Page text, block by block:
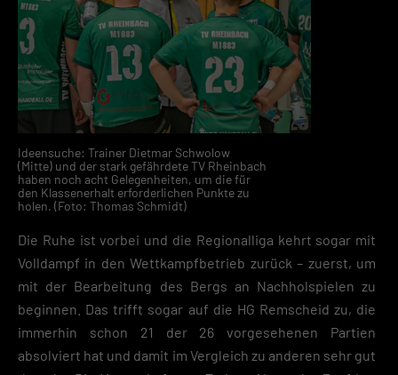
Ideensuche: Trainer Dietmar Schwolow
(Mitte) und der stark gefährdete TV Rheinbach
haben noch acht Gelegenheiten, um die für
den Klassenerhalt erforderlichen Punkte zu
holen. (Foto: Thomas Schmidt)
Die Ruhe ist vorbei und die Regionalliga kehrt sogar mit
Volldampf in den Wettkampfbetrieb zurück – zuerst, um
mit der Bearbeitung des Bergs an Nachholspielen zu
beginnen. Das trifft sogar auf die HG Remscheid zu, die
immerhin schon 21 der 26 vorgesehenen Partien
absolviert hat und damit im Vergleich zu anderen sehr gut